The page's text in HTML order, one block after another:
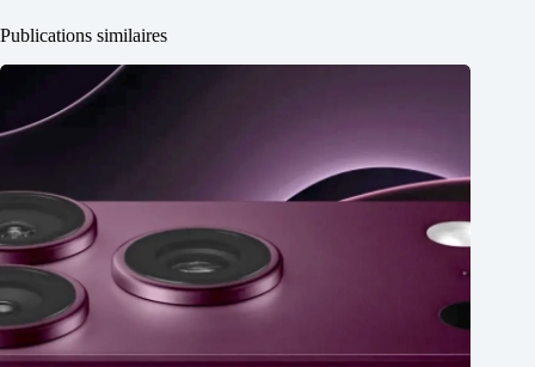
Publications similaires